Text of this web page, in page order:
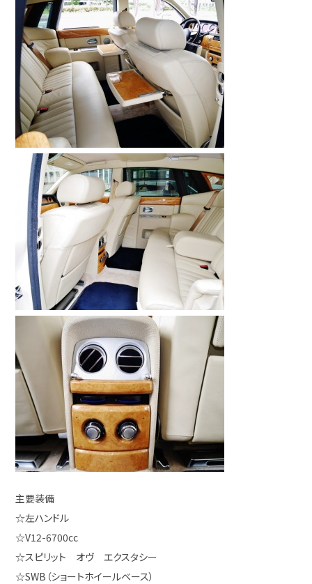
主要装備
☆左ハンドル
☆V12-6700cc
☆スピリット オヴ エクスタシー
☆SWB（ショートホイールベース）